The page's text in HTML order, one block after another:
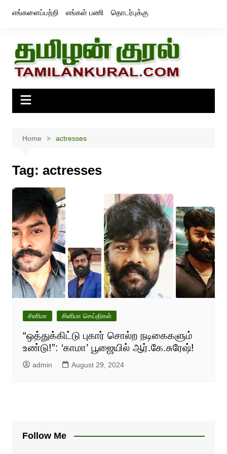
எங்களைப்பற்றி எங்கள் பணி தொடர்புக்கு
Home actresses
Tag: actresses
சினிமா சினிமா செய்திகள்
“ஒத்துக்கிட்டு புகார் சொல்ற நடிகைகளும்
உண்டு!”: ‘காமா’ பூஜையில் ஆர்.கே.சுரேஷ்!
admin August 29, 2024
Follow Me